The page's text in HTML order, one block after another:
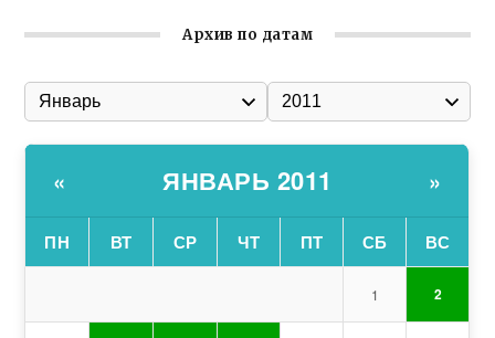
Архив по датам
« ЯНВАРЬ 2011 »
ПН ВТ СР ЧТ ПТ СБ ВС
1 2